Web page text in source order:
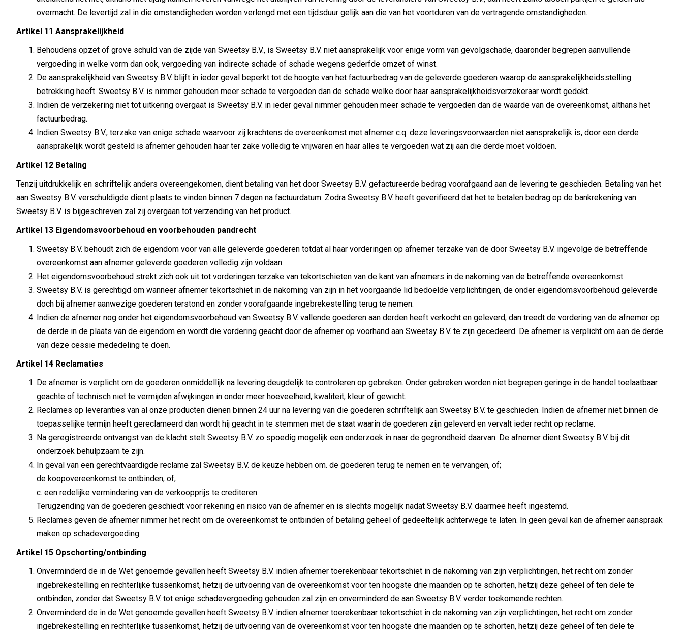
overmacht. De levertijd zal in die omstandigheden worden verlengd met een tijdsduur gelijk aan die van het voortduren van de vertragende omstandigheden.
Artikel 11 Aansprakelijkheid
Behoudens opzet of grove schuld van de zijde van Sweetsy B.V., is Sweetsy B.V. niet aansprakelijk voor enige vorm van gevolgschade, daaronder begrepen aanvullende
vergoeding in welke vorm dan ook, vergoeding van indirecte schade of schade wegens gederfde omzet of winst.
De aansprakelijkheid van Sweetsy B.V. blijft in ieder geval beperkt tot de hoogte van het factuurbedrag van de geleverde goederen waarop de aansprakelijkheidsstelling
betrekking heeft. Sweetsy B.V. is nimmer gehouden meer schade te vergoeden dan de schade welke door haar aansprakelijkheidsverzekeraar wordt gedekt.
Indien de verzekering niet tot uitkering overgaat is Sweetsy B.V. in ieder geval nimmer gehouden meer schade te vergoeden dan de waarde van de overeenkomst, althans het
factuurbedrag.
Indien Sweetsy B.V., terzake van enige schade waarvoor zij krachtens de overeenkomst met afnemer c.q. deze leveringsvoorwaarden niet aansprakelijk is, door een derde
aansprakelijk wordt gesteld is afnemer gehouden haar ter zake volledig te vrijwaren en haar alles te vergoeden wat zij aan die derde moet voldoen.
Artikel 12 Betaling
Tenzij uitdrukkelijk en schriftelijk anders overeengekomen, dient betaling van het door Sweetsy B.V. gefactureerde bedrag voorafgaand aan de levering te geschieden. Betaling van het
aan Sweetsy B.V. verschuldigde dient plaats te vinden binnen 7 dagen na factuurdatum. Zodra Sweetsy B.V. heeft geverifieerd dat het te betalen bedrag op de bankrekening van
Sweetsy B.V. is bijgeschreven zal zij overgaan tot verzending van het product.
Artikel 13 Eigendomsvoorbehoud en voorbehouden pandrecht
Sweetsy B.V. behoudt zich de eigendom voor van alle geleverde goederen totdat al haar vorderingen op afnemer terzake van de door Sweetsy B.V. ingevolge de betreffende
overeenkomst aan afnemer geleverde goederen volledig zijn voldaan.
Het eigendomsvoorbehoud strekt zich ook uit tot vorderingen terzake van tekortschieten van de kant van afnemers in de nakoming van de betreffende overeenkomst.
Sweetsy B.V. is gerechtigd om wanneer afnemer tekortschiet in de nakoming van zijn in het voorgaande lid bedoelde verplichtingen, de onder eigendomsvoorbehoud geleverde
doch bij afnemer aanwezige goederen terstond en zonder voorafgaande ingebrekestelling terug te nemen.
Indien de afnemer nog onder het eigendomsvoorbehoud van Sweetsy B.V. vallende goederen aan derden heeft verkocht en geleverd, dan treedt de vordering van de afnemer op
de derde in de plaats van de eigendom en wordt die vordering geacht door de afnemer op voorhand aan Sweetsy B.V. te zijn gecedeerd. De afnemer is verplicht om aan de derde
van deze cessie mededeling te doen.
Artikel 14 Reclamaties
De afnemer is verplicht om de goederen onmiddellijk na levering deugdelijk te controleren op gebreken. Onder gebreken worden niet begrepen geringe in de handel toelaatbaar
geachte of technisch niet te vermijden afwijkingen in onder meer hoeveelheid, kwaliteit, kleur of gewicht.
Reclames op leveranties van al onze producten dienen binnen 24 uur na levering van die goederen schriftelijk aan Sweetsy B.V. te geschieden. Indien de afnemer niet binnen de
toepasselijke termijn heeft gereclameerd dan wordt hij geacht in te stemmen met de staat waarin de goederen zijn geleverd en vervalt ieder recht op reclame.
Na geregistreerde ontvangst van de klacht stelt Sweetsy B.V. zo spoedig mogelijk een onderzoek in naar de gegrondheid daarvan. De afnemer dient Sweetsy B.V. bij dit
onderzoek behulpzaam te zijn.
In geval van een gerechtvaardigde reclame zal Sweetsy B.V. de keuze hebben om. de goederen terug te nemen en te vervangen, of;
de koopovereenkomst te ontbinden, of;
c. een redelijke vermindering van de verkoopprijs te crediteren.
Terugzending van de goederen geschiedt voor rekening en risico van de afnemer en is slechts mogelijk nadat Sweetsy B.V. daarmee heeft ingestemd.
Reclames geven de afnemer nimmer het recht om de overeenkomst te ontbinden of betaling geheel of gedeeltelijk achterwege te laten. In geen geval kan de afnemer aanspraak
maken op schadevergoeding
Artikel 15 Opschorting/ontbinding
Onverminderd de in de Wet genoemde gevallen heeft Sweetsy B.V. indien afnemer toerekenbaar tekortschiet in de nakoming van zijn verplichtingen, het recht om zonder
ingebrekestelling en rechterlijke tussenkomst, hetzij de uitvoering van de overeenkomst voor ten hoogste drie maanden op te schorten, hetzij deze geheel of ten dele te
ontbinden, zonder dat Sweetsy B.V. tot enige schadevergoeding gehouden zal zijn en onverminderd de aan Sweetsy B.V. verder toekomende rechten.
Onverminderd de in de Wet genoemde gevallen heeft Sweetsy B.V. indien afnemer toerekenbaar tekortschiet in de nakoming van zijn verplichtingen, het recht om zonder
ingebrekestelling en rechterlijke tussenkomst, hetzij de uitvoering van de overeenkomst voor ten hoogste drie maanden op te schorten, hetzij deze geheel of ten dele te